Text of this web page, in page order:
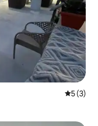
5 de
5 (3)